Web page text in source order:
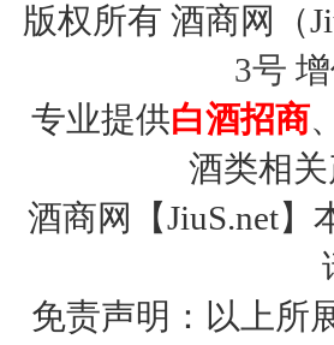
版权所有 酒商网（
3号
专业提供白酒招商、
酒类相
酒商网【JiuS.net
免责声明：以上所